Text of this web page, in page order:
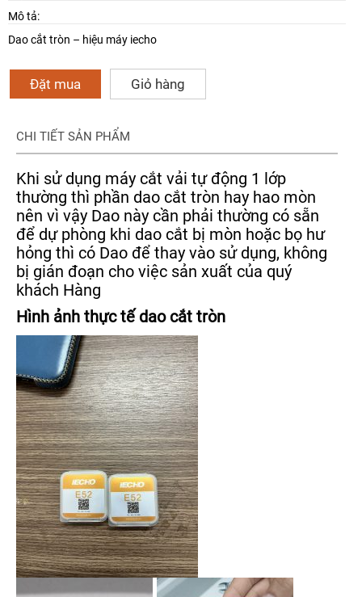
Mô tả:
Dao cắt tròn – hiệu máy iecho
Đặt mua Giỏ hàng
CHI TIẾT SẢN PHẨM
Khi sử dụng máy cắt vải tự động 1 lớp
thường thì phần dao cắt tròn hay hao mòn
nên vì vậy Dao này cần phải thường có sẵn
để dự phòng khi dao cắt bị mòn hoặc bọ hư
hỏng thì có Dao để thay vào sử dụng, không
bị gián đoạn cho việc sản xuất của quý
khách Hàng
Hình ảnh thực tế dao cắt tròn